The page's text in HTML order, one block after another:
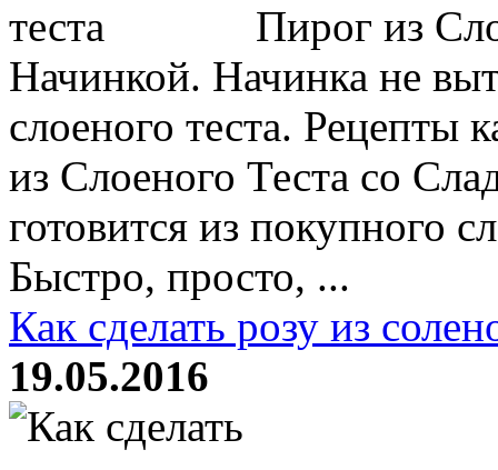
Пирог из
Начинкой. Начинка не
слоеного теста.
из Слоеного Теста со
готовится из покупного
Быстро, просто, ...
Как сделать розу из
19.05.2016